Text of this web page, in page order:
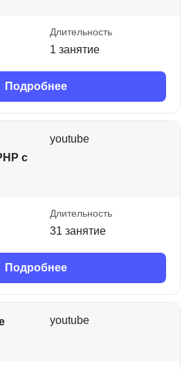
Длительность
1 занятие
Подробнее
с
youtube
Длительность
31 занятие
Подробнее
youtube